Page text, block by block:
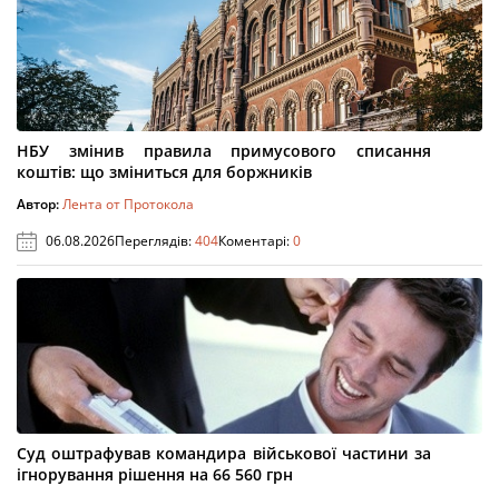
НБУ змінив правила примусового списання
коштів: що зміниться для боржників
Автор:Лента от Протокола
06.08.2026Переглядів:404Коментарі:0
Суд оштрафував командира військової частини за
ігнорування рішення на 66 560 грн